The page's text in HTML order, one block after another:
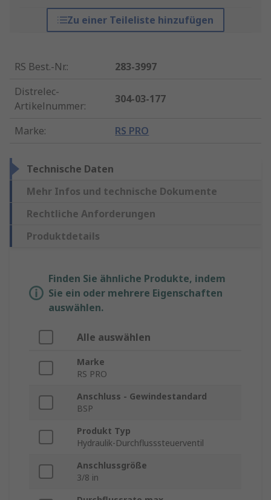
Zu einer Teileliste hinzufügen
RS Best.-Nr.:
283-3997
Distrelec-
Artikelnummer:
304-03-177
Marke: RS PRO
Technische Daten
Mehr Infos und technische Dokumente
Rechtliche Anforderungen
Produktdetails
Finden Sie ähnliche Produkte, indem
Sie ein oder mehrere Eigenschaften
auswählen.
Alle auswählen
Marke
RS PRO
Anschluss - Gewindestandard
BSP
Produkt Typ
Hydraulik-Durchflusssteuerventil
Anschlussgröße
3/8 in